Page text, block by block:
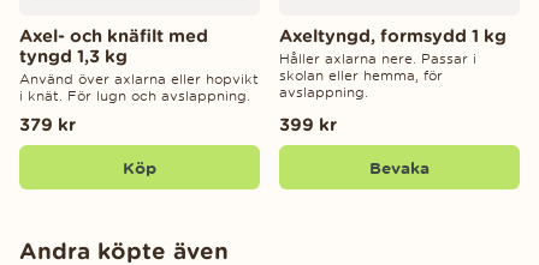
Axel- och knäfilt med
tyngd 1,3 kg
Använd över axlarna eller hopvikt
i knät. För lugn och avslappning.
379 kr
Köp
Axeltyngd, formsydd 1 kg
Håller axlarna nere. Passar i
skolan eller hemma, för
avslappning.
399 kr
Bevaka
Andra köpte även